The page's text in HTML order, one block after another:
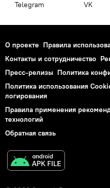
Telegram VK
О проекте Правила
Контакты и сотрудничество
Пресс-релизы Политика
Политика использования
логирования
Правила применения
технологий
Обратная связь